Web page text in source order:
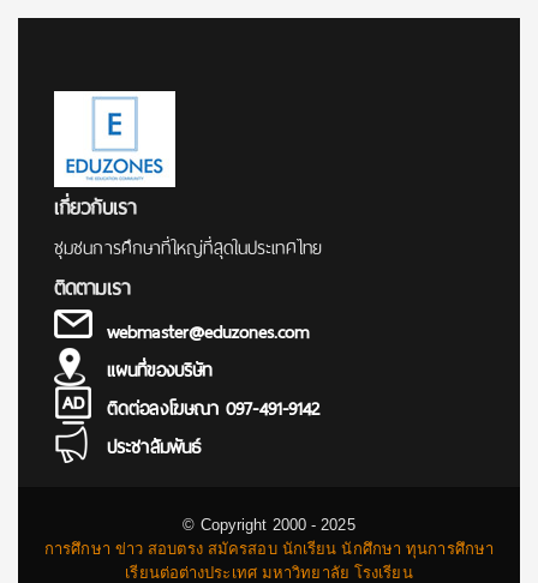
เกี่ยวกับเรา
ชุมชนการศึกษาที่ใหญ่ที่สุดในประเทศไทย
ติดตามเรา
webmaster@eduzones.com
แผนที่ของบริษัท
ติดต่อลงโฆษณา 097-491-9142
ประชาสัมพันธ์
© Copyright 2000 - 2025
การศึกษา ข่าว สอบตรง สมัครสอบ นักเรียน นักศึกษา ทุนการศึกษา
เรียนต่อต่างประเทศ มหาวิทยาลัย โรงเรียน